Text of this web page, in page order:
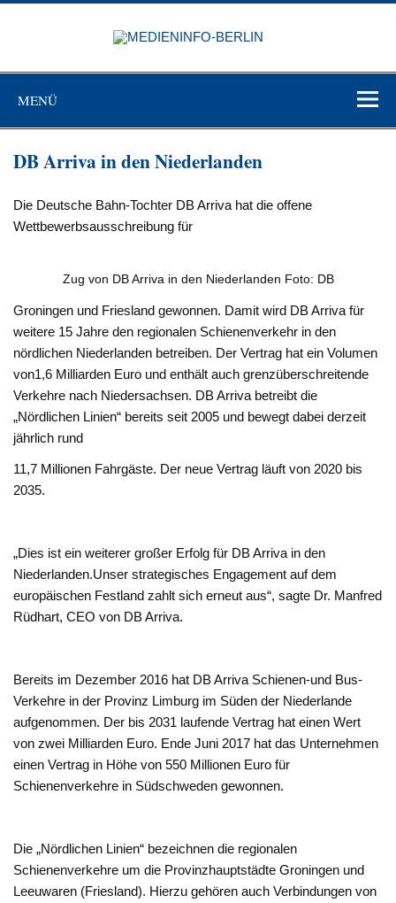
Zum
MENÜ
DB Arriva in den Niederlanden
Die Deutsche Bahn-Tochter DB Arriva hat die offene
Wettbewerbsausschreibung für
Zug von DB Arriva in den Niederlanden Foto: DB
Groningen und Friesland gewonnen. Damit wird DB Arriva für
weitere 15 Jahre den regionalen Schienenverkehr in den
nördlichen Niederlanden betreiben. Der Vertrag hat ein Volumen
von1,6 Milliarden Euro und enthält auch grenzüberschreitende
Verkehre nach Niedersachsen. DB Arriva betreibt die
„Nördlichen Linien“ bereits seit 2005 und bewegt dabei derzeit
jährlich rund
11,7 Millionen Fahrgäste. Der neue Vertrag läuft von 2020 bis
2035.
„Dies ist ein weiterer großer Erfolg für DB Arriva in den
Niederlanden.Unser strategisches Engagement auf dem
europäischen Festland zahlt sich erneut aus“, sagte Dr. Manfred
Rüdhart, CEO von DB Arriva.
Bereits im Dezember 2016 hat DB Arriva Schienen-und Bus-
Verkehre in der Provinz Limburg im Süden der Niederlande
aufgenommen. Der bis 2031 laufende Vertrag hat einen Wert
von zwei Milliarden Euro. Ende Juni 2017 hat das Unternehmen
einen Vertrag in Höhe von 550 Millionen Euro für
Schienenverkehre in Südschweden gewonnen.
Die „Nördlichen Linien“ bezeichnen die regionalen
Schienenverkehre um die Provinzhauptstädte Groningen und
Leeuwaren (Friesland). Hierzu gehören auch Verbindungen von